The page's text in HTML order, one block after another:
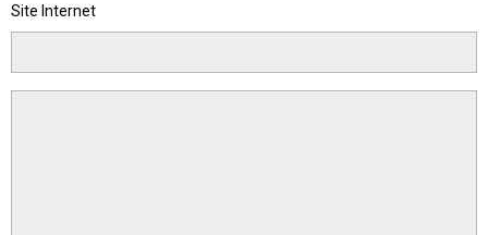
Site Internet